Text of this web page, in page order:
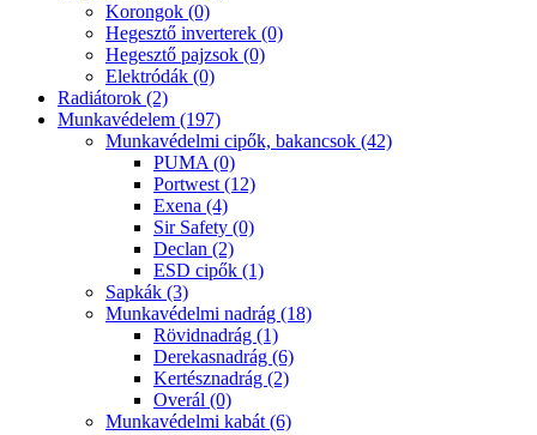
Korongok (0)
Hegesztő inverterek (0)
Hegesztő pajzsok (0)
Elektródák (0)
Radiátorok (2)
Munkavédelem (197)
Munkavédelmi cipők, bakancsok (42)
PUMA (0)
Portwest (12)
Exena (4)
Sir Safety (0)
Declan (2)
ESD cipők (1)
Sapkák (3)
Munkavédelmi nadrág (18)
Rövidnadrág (1)
Derekasnadrág (6)
Kertésznadrág (2)
Overál (0)
Munkavédelmi kabát (6)